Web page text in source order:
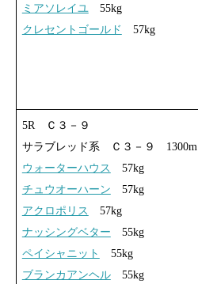
ミアソレイユ55kg
クレセントゴールド
57kg
5R Ｃ３－９
サラブレッド系 Ｃ３－９ 1300m
ウォーターハウス
57kg
チュウオーハーン 57kg
アクロポリス
57kg
ナッシングベター 55kg
ペイシャニット
55kg
ブランカアンヘル55kg